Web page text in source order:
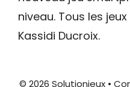
niveau. Tous les
Kassidi Ducroix.
© 2026 Solutionjeux•